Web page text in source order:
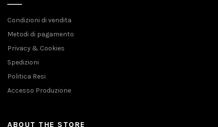
Condizioni di vendita
Metodi di pagamento
Privacy & Cookies
Spedizioni
Politica Resi
Accesso Produzione
ABOUT THE STORE